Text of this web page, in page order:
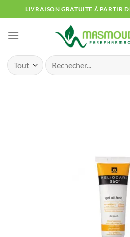
au
contenu
LIVRAISON GRATUITE À PARTIR
Recherche
pour :